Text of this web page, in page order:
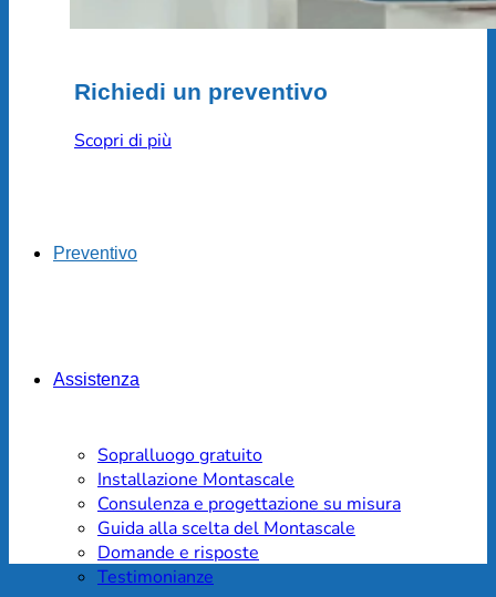
Richiedi un preventivo
Scopri di più
Preventivo
Assistenza
Sopralluogo gratuito
Installazione Montascale
Consulenza e progettazione su misura
Guida alla scelta del Montascale
Domande e risposte
Testimonianze